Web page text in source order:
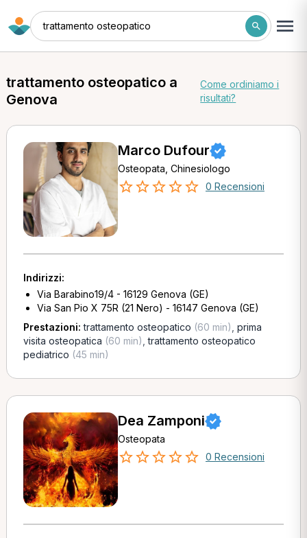
trattamento osteopatico
trattamento osteopatico a
Genova
Come ordiniamo i
risultati?
Marco Dufour
Osteopata, Chinesiologo
0 Recensioni
Indirizzi:
Via Barabino19/4 - 16129 Genova (GE)
Via San Pio X 75R (21 Nero) - 16147 Genova (GE)
Prestazioni:trattamento osteopatico (60 min) prima
visita osteopatica (60 min) ,trattamento osteopatico
pediatrico (45 min)
Dea Zamponi
Osteopata
0 Recensioni